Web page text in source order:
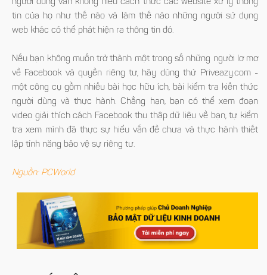
người dùng vẫn không hiểu cách thức các website xử lý thông
tin của họ như thế nào và làm thế nào những người sử dụng
web khác có thể phát hiện ra thông tin đó.
Nếu bạn không muốn trở thành một trong số những người lơ mơ
về Facebook và quyền riêng tư, hãy dùng thử Priveazy.com -
một công cụ gồm nhiều bài học hữu ích, bài kiểm tra kiến thức
người dùng và thực hành. Chẳng hạn, bạn có thể xem đoạn
video giải thích cách Facebook thu thập dữ liệu về bạn, tự kiểm
tra xem mình đã thực sự hiểu vấn đề chưa và thực hành thiết
lập tính năng bảo vệ sự riêng tư.
Nguồn: PCWorld